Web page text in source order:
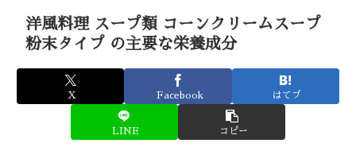
洋風料理 スープ類 コーンクリームスープ
粉末タイプ の主要な栄養成分
X Facebook はてブ
LINE コピー